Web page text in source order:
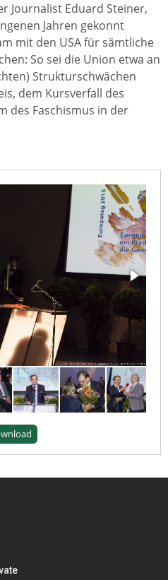
Journalist Eduard Steiner,
Jahren gekonnt
mit den USA für sämtliche
So sei die Union etwa an
Strukturschwächen
dem Kursverfall des
des Faschismus in der